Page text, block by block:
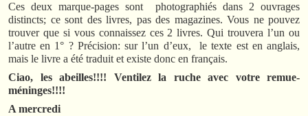
Ces deux marque-pages sont photographiés dans 2 ouvrages
distincts; ce sont des livres, pas des magazines. Vous ne pouvez
trouver que si vous connaissez ces 2 livres. Qui trouvera l’un ou
l’autre en 1° ? Précision: sur l’un d’eux, le texte est en anglais,
mais le livre a été traduit et existe donc en français.
Ciao, les abeilles!!!! Ventilez la ruche avec votre remue-
méninges!!!!
A mercredi